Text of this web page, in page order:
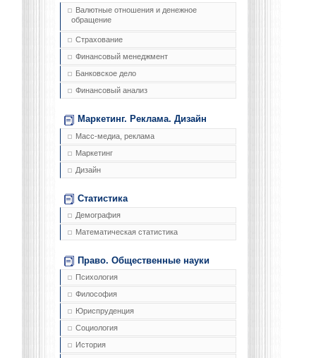
Валютные отношения и денежное
обращение
Страхование
Финансовый менеджмент
Банковское дело
Финансовый анализ
Маркетинг. Реклама. Дизайн
Масс-медиа, реклама
Маркетинг
Дизайн
Статистика
Демография
Математическая статистика
Право. Общественные науки
Психология
Философия
Юриспруденция
Социология
История